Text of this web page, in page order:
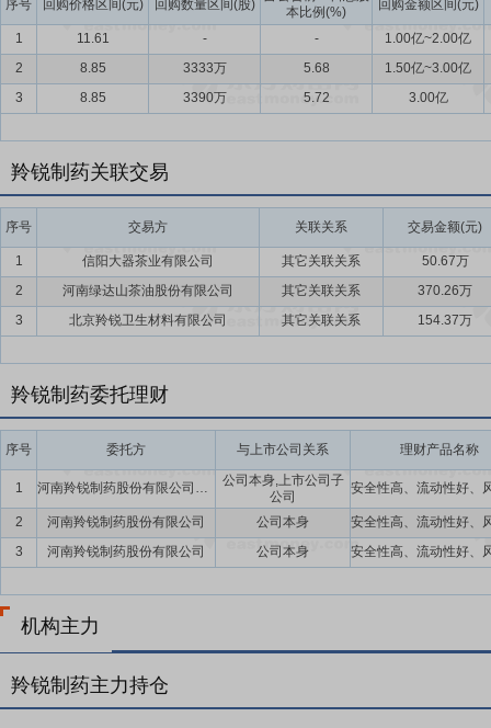
序号 回购价格区间(元) 回购数量区间(股)
本比例(%)
回购金额区间(元)
1 11.61 - -
1.00亿~2.00亿
2
8.85 3333万 5.68
1.50亿~3.00亿
3
8.85 3390万 5.72 3.00亿
羚锐制药关联交易
序号 交易方 关联关系 交易金额(元)
1 信阳大器茶业有限公司 其它关联关系
50.67万
2
河南绿达山茶油股份有限公司 其它关联关系
370.26万
3
北京羚锐卫生材料有限公司 其它关联关系 154.37万
羚锐制药委托理财
序号 委托方 与上市公司关系 理财产品名称
1 河南羚锐制药股份有限公司及子公司
公司本身,上市公司子
公司
2
河南羚锐制药股份有限公司
公司本身
3
河南羚锐制药股份有限公司 公司本身
机构主力
羚锐制药主力持仓